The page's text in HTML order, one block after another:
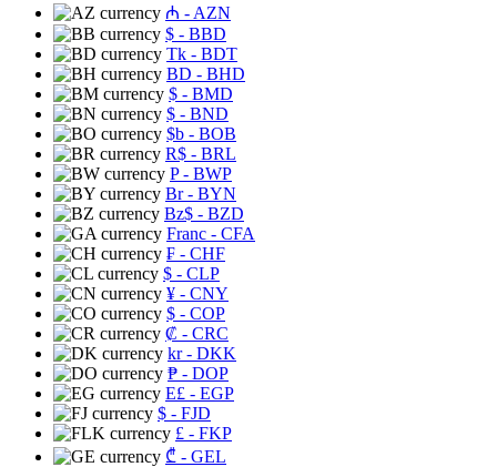
₼ - AZN
$ - BBD
Tk - BDT
BD - BHD
$ - BMD
$ - BND
$b - BOB
R$ - BRL
P- BWP
Br- BYN
Bz$ - BZD
Franc - CFA
₣ - CHF
$ - CLP
¥ - CNY
$ - COP
₡ - CRC
kr- DKK
₱ - DOP
E£ - EGP
$ - FJD
£ - FKP
₾ - GEL